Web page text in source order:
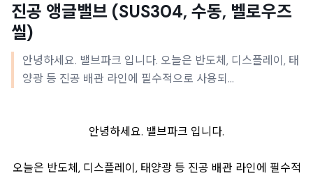
진공 앵글밸브 (SUS304, 수동, 벨로우즈
씰)
안녕하세요. 밸브파크 입니다. 오늘은 반도체, 디스플레이, 태
양광 등 진공 배관 라인에 필수적으로 사용되...
안녕하세요. 밸브파크 입니다.
오늘은 반도체, 디스플레이, 태양광 등 진공 배관 라인에 필수적